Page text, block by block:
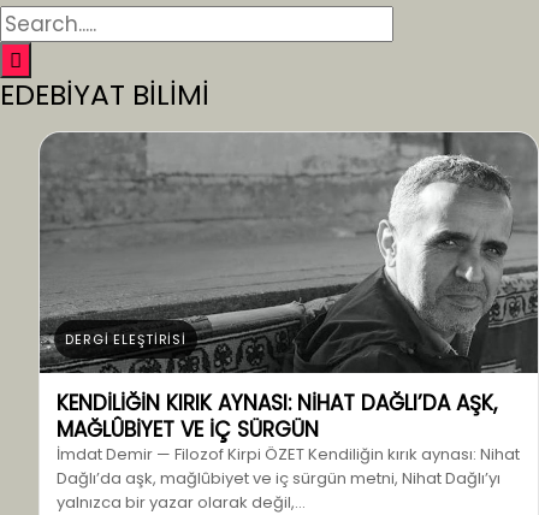
EDEBİYAT BİLİMİ
DERGİ ELEŞTİRİSİ
KENDİLİĞİN KIRIK AYNASI: NİHAT DAĞLI’DA AŞK,
MAĞLÛBİYET VE İÇ SÜRGÜN
İmdat Demir — Filozof Kirpi ÖZET Kendiliğin kırık aynası: Nihat
Dağlı’da aşk, mağlûbiyet ve iç sürgün metni, Nihat Dağlı’yı
yalnızca bir yazar olarak değil,…